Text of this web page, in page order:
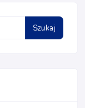
Szukaj